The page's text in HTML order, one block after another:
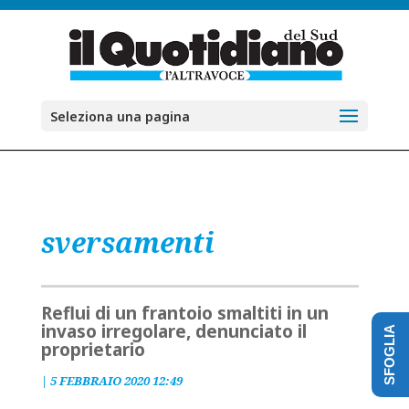
Seleziona una pagina
sversamenti
Reflui di un frantoio smaltiti in un
invaso irregolare, denunciato il
proprietario
| 5 FEBBRAIO 2020 12:49 SFOGLIA